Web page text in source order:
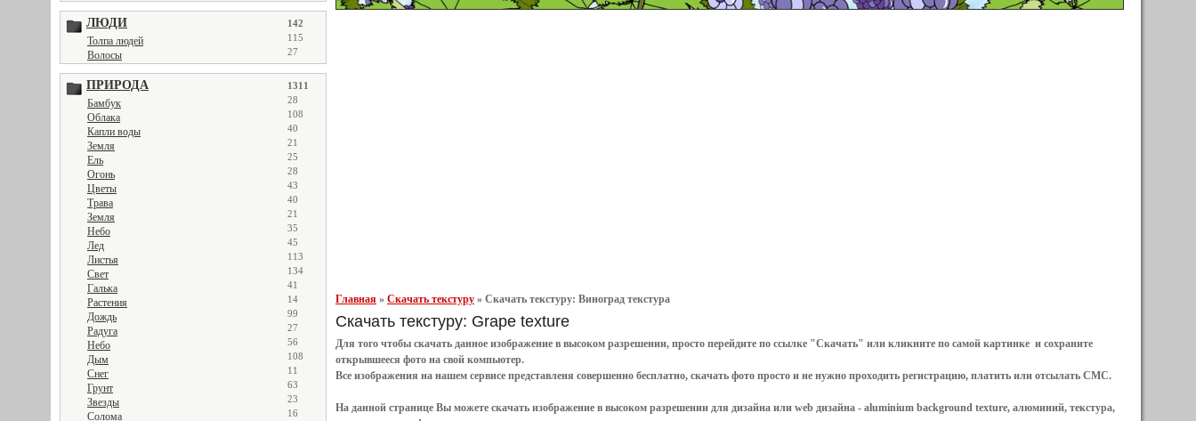
ЛЮДИ 142
Толпа людей 115
Волосы 27
ПРИРОДА 1311
Бамбук 28
Облака 108
Капли воды 40
Земля 21
Ель 25
Огонь 28
Цветы 43
Трава 40
Земля 21
Небо 35
Лед 45
Листья 113
Свет 134
Галька 41
Растения 14
Дождь 99
Радуга 27
Небо 56
Дым 108
Снег 11
Грунт 63
Звезды 23
Солома 16
Главная » Скачать текстуру » Скачать текстуру: Виноград текстура
Скачать текстуру: Grape texture
Для того чтобы скачать данное изображение в высоком разрешении, просто перейдите по ссылке "Скачать" или кликните по самой картинке и сохраните
открывшееся фото на свой компьютер.
Все изображения на нашем сервисе представленя совершенно бесплатно, скачать фото просто и не нужно проходить регистрацию, платить или отсылать СМС.
На данной странице Вы можете скачать изображение в высоком разрешении для дизайна или web дизайна - aluminium background texture, алюминий, текстура,